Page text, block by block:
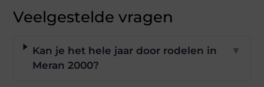
Veelgestelde vragen
Kan je het hele jaar door rodelen in
Meran 2000?
▼